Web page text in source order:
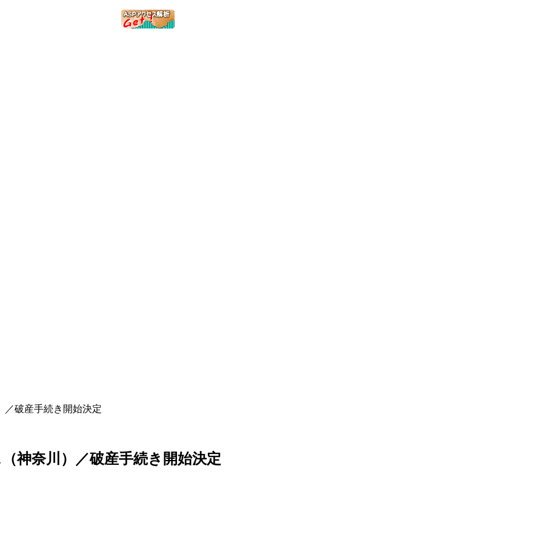
破産手続き開始決定
神奈川）／破産手続き開始決定